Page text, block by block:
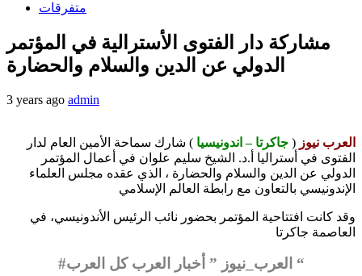
متفرقات
مشاركة دار الفتوى الأسترالية في المؤتمر
الدولي عن الدين والسلام والحضارة
3 years ago admin
العرب نيوز ( جاكرتا – اندونيسيا ) شارك سماحة الأمين العام لدار
الفتوى في أستراليا أ.د. الشيخ سليم علوان في أعمال المؤتمر
الدولي عن الدين والسلام والحضارة ، الذي عقده مجلس العلماء
الإندونيسي بالتعاون مع رابطة العالم الإسلامي
وقد كانت افتتاحية المؤتمر بحضور نائب الرئيس الأندونيسي، في
العاصمة جاكرتا
#العرب_نيوز ” أخبار العرب كل العرب “